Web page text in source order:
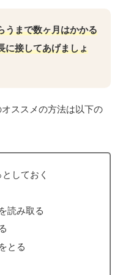
うまで数ヶ月はかかる
に接してあげましょ
ススメの方法は以下の
しておく
読み取る
とる